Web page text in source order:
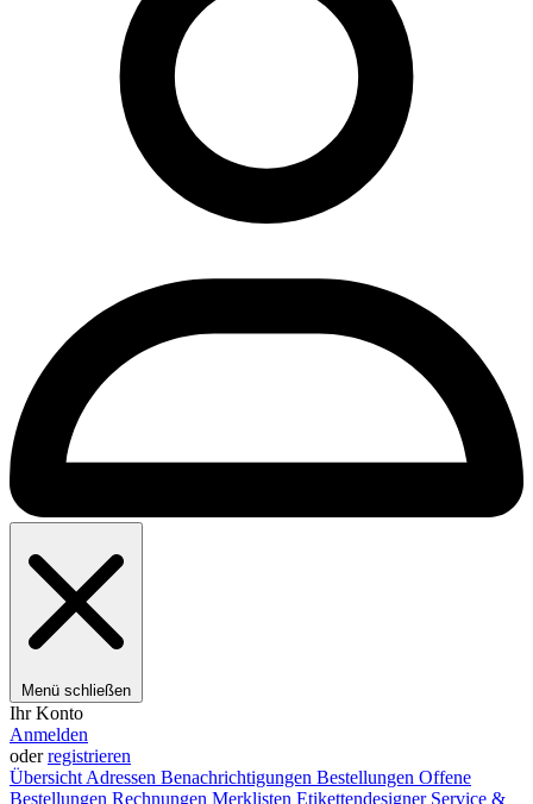
Menü schließen
Ihr Konto
Anmelden
oderregistrieren
Übersicht Adressen Benachrichtigungen Bestellungen Offene
Bestellungen Rechnungen Merklisten Etikettendesigner Service &